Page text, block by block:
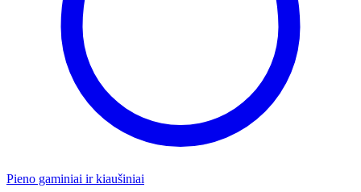
Pieno gaminiai ir kiaušiniai